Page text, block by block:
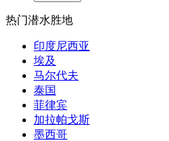
热门潜水胜地
印度尼西亚
埃及
马尔代夫
泰国
菲律宾
加拉帕戈斯
墨西哥